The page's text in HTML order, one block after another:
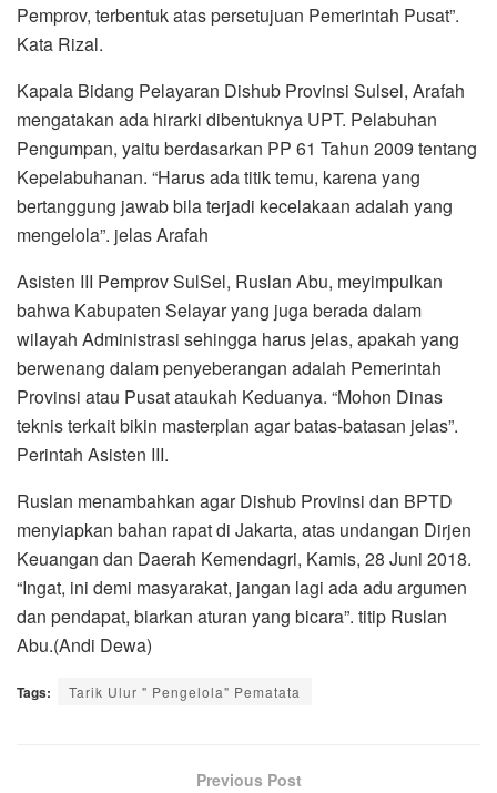
Pemprov, terbentuk atas persetujuan Pemerintah Pusat”.
Kata Rizal.
Kapala Bidang Pelayaran Dishub Provinsi Sulsel, Arafah
mengatakan ada hirarki dibentuknya UPT. Pelabuhan
Pengumpan, yaitu berdasarkan PP 61 Tahun 2009 tentang
Kepelabuhanan. “Harus ada titik temu, karena yang
bertanggung jawab bila terjadi kecelakaan adalah yang
mengelola”. jelas Arafah
Asisten III Pemprov SulSel, Ruslan Abu, meyimpulkan
bahwa Kabupaten Selayar yang juga berada dalam
wilayah Administrasi sehingga harus jelas, apakah yang
berwenang dalam penyeberangan adalah Pemerintah
Provinsi atau Pusat ataukah Keduanya. “Mohon Dinas
teknis terkait bikin masterplan agar batas-batasan jelas”.
Perintah Asisten III.
Ruslan menambahkan agar Dishub Provinsi dan BPTD
menyiapkan bahan rapat di Jakarta, atas undangan Dirjen
Keuangan dan Daerah Kemendagri, Kamis, 28 Juni 2018.
“Ingat, ini demi masyarakat, jangan lagi ada adu argumen
dan pendapat, biarkan aturan yang bicara”. titip Ruslan
Abu.(Andi Dewa)
Tags: Tarik Ulur " Pengelola" Pematata
Previous Post